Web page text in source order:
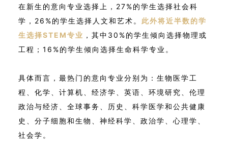
在新生的意向专业选择上，27%的学生选择社会科
学，26%的学生选择人文和艺术。 此外将近半数的学
生选择STEM专业 ，其中30%的学生倾向选择物理或
工程；16%的学生倾向选择生命科学专业。
具体而言，最热门的意向专业分别为：生物医学工
程、化学、计算机、经济学、英语、环境研究、伦理
政治与经济、全球事务、历史、科学医学和公共健康
史、分子细胞和生物、神经科学、政治学、心理学、
社会学。